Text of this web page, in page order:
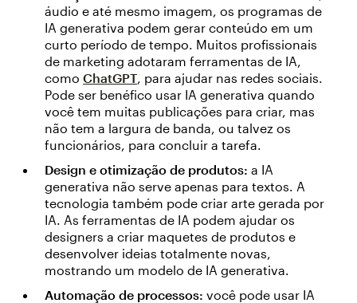
áudio e até mesmo imagem, os programas de
IA generativa podem gerar conteúdo em um
curto período de tempo. Muitos profissionais
de marketing adotaram ferramentas de IA,
como ChatGPT, para ajudar nas redes sociais.
Pode ser benéfico usar IA generativa quando
você tem muitas publicações para criar, mas
não tem a largura de banda, ou talvez os
funcionários, para concluir a tarefa.
Design e otimização de produtos: a IA
generativa não serve apenas para textos. A
tecnologia também pode criar arte gerada por
IA. As ferramentas de IA podem ajudar os
designers a criar maquetes de produtos e
desenvolver ideias totalmente novas,
mostrando um modelo de IA generativa.
Automação de processos: você pode usar IA